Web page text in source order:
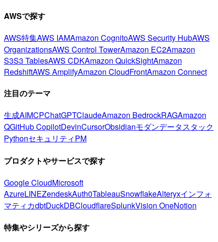
AWSで探す
AWS特集AWS IAMAmazon CognitoAWS Security HubAWS
OrganizationsAWS Control TowerAmazon EC2Amazon
S3S3 TablesAWS CDKAmazon QuickSightAmazon
RedshiftAWS AmplifyAmazon CloudFrontAmazon Connect
注目のテーマ
生成AIMCPChatGPTClaudeAmazon BedrockRAGAmazon
QGitHub CopilotDevinCursorObsidianモダンデータスタック
PythonセキュリティPM
プロダクトやサービスで探す
Google CloudMicrosoft
AzureLINEZendeskAuth0TableauSnowflakeAlteryxインフォ
マティカdbtDuckDBCloudflareSplunkVision OneNotion
特集やシリーズから探す